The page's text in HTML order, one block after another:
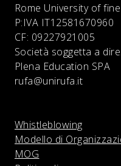
Rome University of
P:IVA IT12581670960
CF: 09227921005
Società soggetta a
Plena Education SPA
rufa@unirufa.it
Whistleblowing
Modello di
MOG